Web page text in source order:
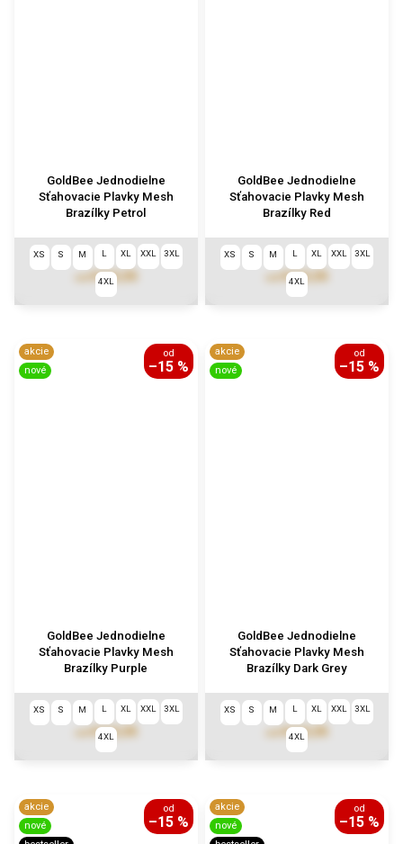
GoldBee Jednodielne
Sťahovacie Plavky Mesh
Brazílky Petrol
€113,55
XS S M L XL XXL 3XL
4XL
GoldBee Jednodielne
Sťahovacie Plavky Mesh
Brazílky Red
€113,55
XS S M L XL XXL 3XL
4XL
akcie
nové
od
–15 %
GoldBee Jednodielne
Sťahovacie Plavky Mesh
Brazílky Purple
€113,55
XS S M L XL XXL 3XL
4XL
akcie
nové
od
–15 %
GoldBee Jednodielne
Sťahovacie Plavky Mesh
Brazílky Dark Grey
€113,55
XS S M L XL XXL 3XL
4XL
akcie
nové
od
–15 %
akcie
nové
od
–15 %